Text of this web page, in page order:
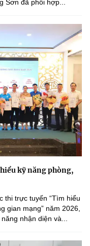
Sơn đã phối hợp...
kỹ năng phòng,
thi trực tuyến “Tìm hiểu
gian mạng” năm 2026,
nhận diện và...